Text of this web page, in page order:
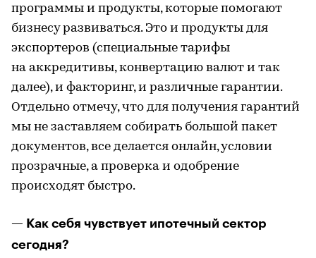
программы и продукты, которые помогают
бизнесу развиваться. Это и продукты для
экспортеров (специальные тарифы
на аккредитивы, конвертацию валют и так
далее), и факторинг, и различные гарантии.
Отдельно отмечу, что для получения гарантий
мы не заставляем собирать большой пакет
документов, все делается онлайн, условии
прозрачные, а проверка и одобрение
происходят быстро.
— Как себя чувствует ипотечный сектор
сегодня?